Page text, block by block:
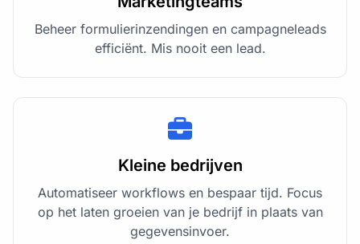
Beheer formulierinzendingen en campagneleads
efficiënt. Mis nooit een lead.
Kleine bedrijven
Automatiseer workflows en bespaar tijd. Focus
op het laten groeien van je bedrijf in plaats van
gegevensinvoer.